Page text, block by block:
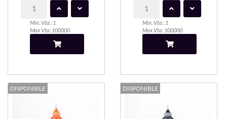
Min. Vta.: 1
Max Vta: 100000
Min. Vta.: 1
Max Vta: 100000
DISPONIBLE DISPONIBLE